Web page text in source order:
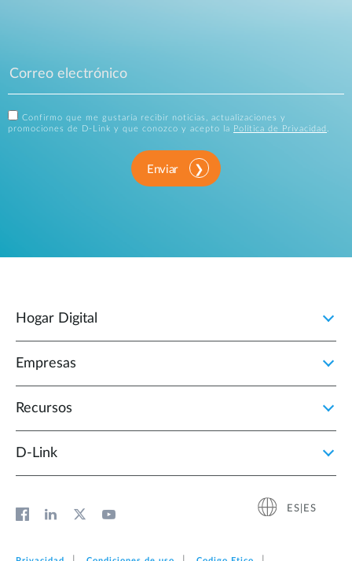
Confirmo que me gustaría recibir noticias, actualizaciones y
promociones de D-Link y que conozco y acepto la
Política de Privacidad
Enviar
Hogar Digital
Empresas
Recursos
D‑Link
ES|ES